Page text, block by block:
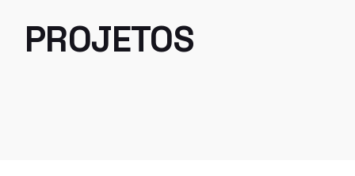
PROJETOS